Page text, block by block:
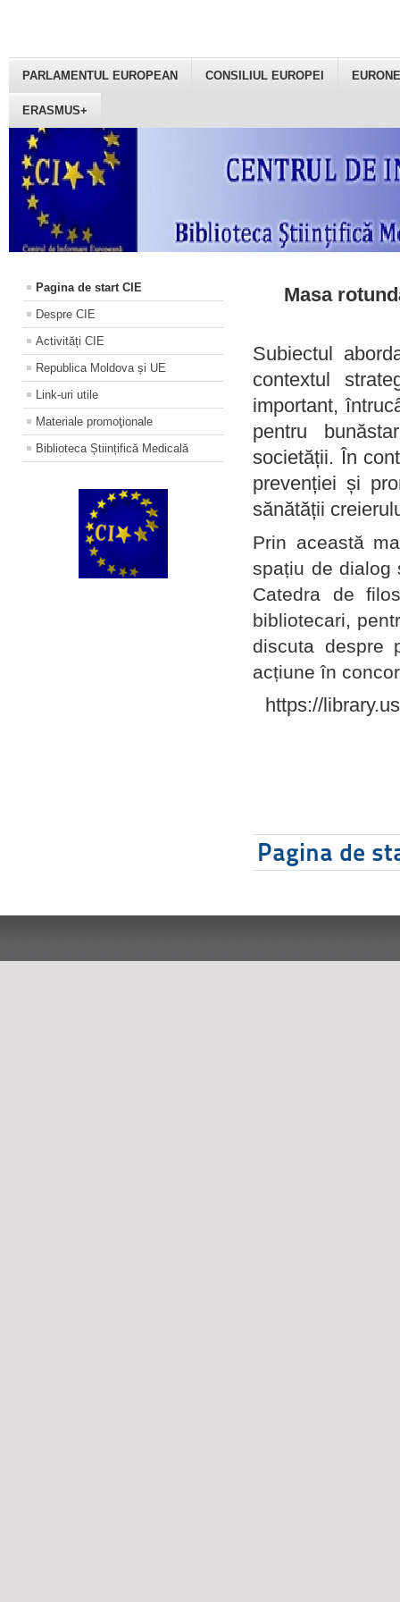
PARLAMENTUL EUROPEAN CONSILIUL EUROPEI
ERASMUS+
Pagina de start CIE
Despre CIE
Activități CIE
Republica Moldova și UE
Link-uri utile
Materiale promoţionale
Biblioteca Științifică Medicală
Masa
Subiectul
contextul
important,
pentru
societății. În
prevenției și
sănătății
Prin această
spațiu de dialog
Catedra de
bibliotecari,
discuta despre
acțiune în
https://
Pagina de